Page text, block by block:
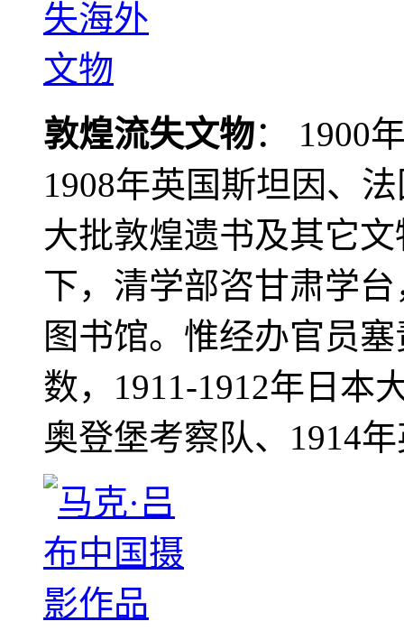
敦煌流失文物： 1900
1908年英国斯坦因、
大批敦煌遗书及其它
下，清学部咨甘肃学
图书馆。惟经办官员
数，1911-1912年日本
奥登堡考察队、1914